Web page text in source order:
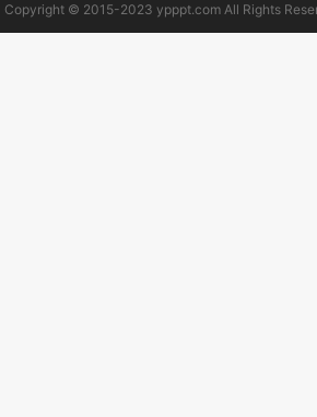
Copyright © 2015-2023 ypppt.com All Rights